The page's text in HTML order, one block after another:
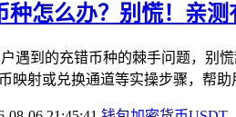
种怎么办？别慌！亲
遇到的充错币种的棘手问题，别
映射或兑换通道等实操步骤，帮